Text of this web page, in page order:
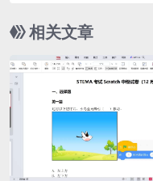
相关文章